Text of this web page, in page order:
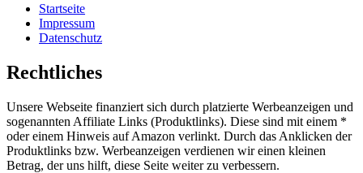
Startseite
Impressum
Datenschutz
Rechtliches
Unsere Webseite finanziert sich durch platzierte Werbeanzeigen und
sogenannten Affiliate Links (Produktlinks). Diese sind mit einem *
oder einem Hinweis auf Amazon verlinkt. Durch das Anklicken der
Produktlinks bzw. Werbeanzeigen verdienen wir einen kleinen
Betrag, der uns hilft, diese Seite weiter zu verbessern.